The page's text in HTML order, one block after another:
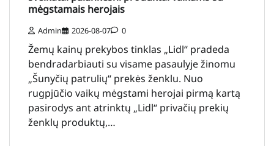
mėgstamais herojais
Admin 2026-08-07 0
Žemų kainų prekybos tinklas „Lidl“ pradeda
bendradarbiauti su visame pasaulyje žinomu
„Šunyčių patrulių“ prekės ženklu. Nuo
rugpjūčio vaikų mėgstami herojai pirmą kartą
pasirodys ant atrinktų „Lidl“ privačių prekių
ženklų produktų,…